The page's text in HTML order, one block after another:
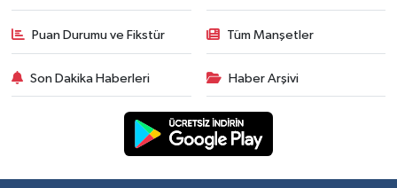
Puan Durumu ve Fikstür Tüm Manşetler
Son Dakika Haberleri Haber Arşivi